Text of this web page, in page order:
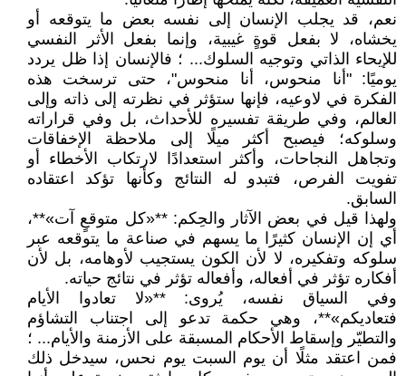
نعم، قد يجلب الإنسان إلى نفسه بعض ما يتوقعه أو
يخشاه، لا بفعل قوةٍ غيبية، وإنما بفعل الأثر النفسي
للإيحاء الذاتي وتوجيه السلوك... ؛ فالإنسان إذا ظل يردد
يوميًا: "أنا منحوس، أنا منحوس"، حتى ترسخت هذه
الفكرة في لاوعيه، فإنها ستؤثر في نظرته إلى ذاته وإلى
العالم، وفي طريقة تفسيره للأحداث، بل وفي قراراته
وسلوكه؛ فيصبح أكثر ميلًا إلى ملاحظة الإخفاقات
وتجاهل النجاحات، وأكثر استعدادًا لارتكاب الأخطاء أو
تفويت الفرص، فتبدو له النتائج وكأنها تؤكد اعتقاده
السابق.
ولهذا قيل في بعض الآثار والحِكم: **«كل متوقعٍ آت»**،
أي إن الإنسان كثيرًا ما يسهم في صناعة ما يتوقعه عبر
سلوكه وتفكيره، لا لأن الكون يستجيب لأوهامه، بل لأن
أفكاره تؤثر في أفعاله، وأفعاله تؤثر في نتائج حياته.
وفي السياق نفسه، يُروى: **«لا تعادوا الأيام
فتعاديكم»**، وهي حكمة تدعو إلى اجتناب التشاؤم
والتطيّر وإسقاط الأحكام المسبقة على الأزمنة والأيام... ؛
فمن اعتقد مثلًا أن يوم السبت يوم نحس، سيدخل ذلك